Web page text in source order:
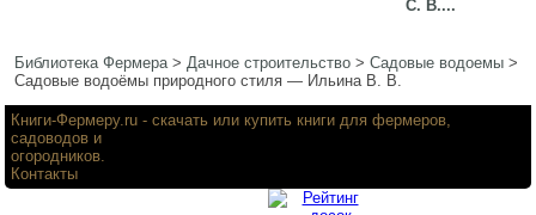
С. В....
Библиотека Фермера>Дачное строительство >Садовые водоемы >
Садовые водоёмы природного стиля — Ильина В. В.
Книги-Фермеру.ru - скачать или купить книги для фермеров,
садоводов и
огородников.
Контакты